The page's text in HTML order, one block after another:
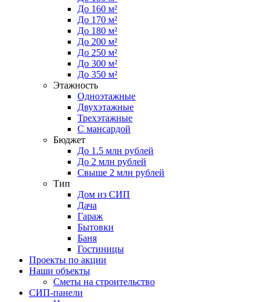
До 160 м²
До 170 м²
До 180 м²
До 200 м²
До 250 м²
До 300 м²
До 350 м²
Этажность
Одноэтажные
Двухэтажные
Трехэтажные
С мансардой
Бюджет
До 1.5 млн рублей
До 2 млн рублей
Свыше 2 млн рублей
Тип
Дом из СИП
Дача
Гараж
Бытовки
Баня
Гостиницы
Проекты по акции
Наши объекты
Сметы на строительство
СИП-панели